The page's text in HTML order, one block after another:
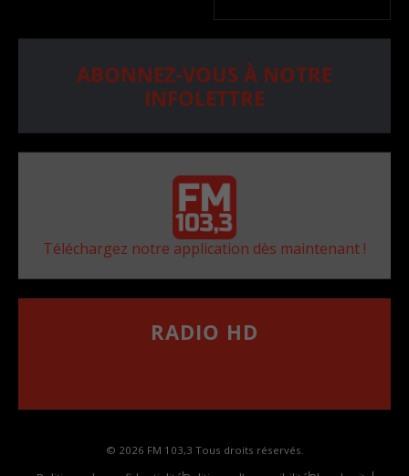
ABONNEZ-VOUS À NOTRE
INFOLETTRE
Téléchargez notre application dès maintenant !
RADIO HD
© 2026 FM 103,3 Tous droits réservés.